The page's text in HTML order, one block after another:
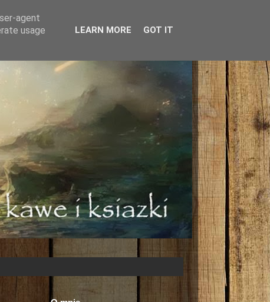
agent
usage
LEARN MORE GOT IT